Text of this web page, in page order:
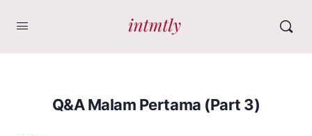
Q&A Malam Pertama (Part 3)